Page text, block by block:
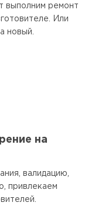
выполним ремонт
Или
новый.
на
валидацию,
привлекаем